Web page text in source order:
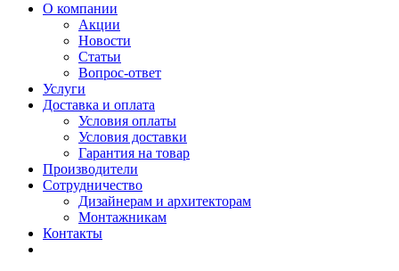
О компании
Акции
Новости
Статьи
Вопрос-ответ
Услуги
Доставка и оплата
Условия оплаты
Условия доставки
Гарантия на товар
Производители
Сотрудничество
Дизайнерам и архитекторам
Монтажникам
Контакты